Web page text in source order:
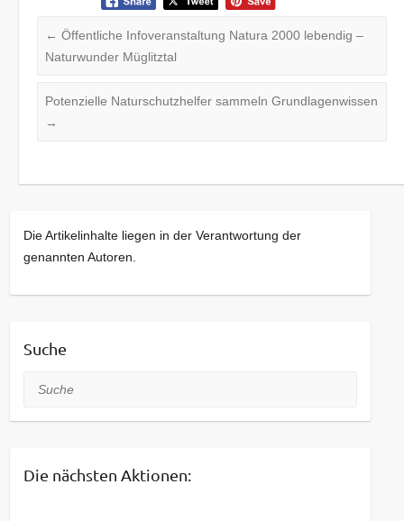
← Öffentliche Infoveranstaltung Natura 2000 lebendig –
Naturwunder Müglitztal
Potenzielle Naturschutzhelfer sammeln Grundlagenwissen
→
Die Artikelinhalte liegen in der Verantwortung der
genannten Autoren.
Suche
Suche
Die nächsten Aktionen: